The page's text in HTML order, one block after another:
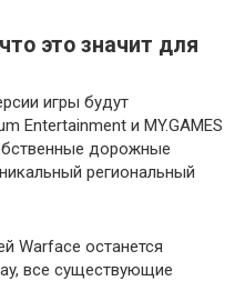
это значит для
игры будут
Entertainment и MY.GAMES
дорожные
региональный
Warface останется
все существующие